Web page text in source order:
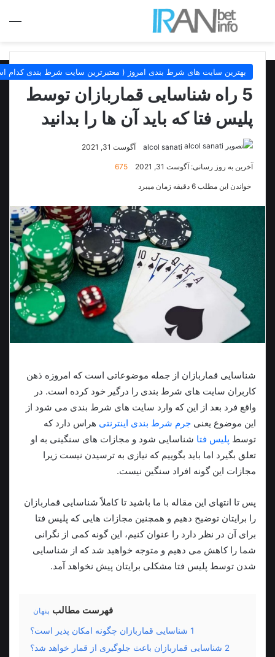
جستجو برای
بهترین سایت های شرط بندی امروز ( معتبرترین سایت شرط بندی کدام
5 راه شناسایی قماربازان توسط
پلیس فتا که باید آن ها را بدانید
alcol sanati آگوست 31, 2021
آخرین به روز رسانی: آگوست 31, 2021 675
خواندن این مطلب 6 دقیقه زمان میبرد
شناسایی قماربازان از جمله موضوعاتی است که امروزه ذهن
کاربران سایت‌ های شرط‌ بندی را درگیر خود کرده‌ است. در
واقع فرد بعد از این‌ که وارد سایت‌ های شرط‌ بندی می‌ شود از
این موضوع یعنی جرم شرط بندی اینترنتی هراس دارد که
توسط پلیس فتا شناسایی شود و مجازات‌ های سنگینی به او
تعلق بگیرد اما باید بگوییم که نیازی به ترسیدن نیست زیرا
مجازات این‌ گونه افراد سنگین نیست.
پس تا انتهای این مقاله با ما باشید تا کاملاً شناسایی قماربازان
را برایتان توضیح دهیم و همچنین مجازات‌ هایی که پلیس فتا
برای آن در نظر دارد را عنوان کنیم، این‌ گونه کمی از نگرانی
شما را کاهش می‌ دهیم و متوجه خواهید شد که از شناسایی
شدن توسط پلیس فتا مشکلی برایتان پیش نخواهد آمد.
فهرست مطالب پنهان
1 شناسایی قماربازان چگونه امکان پذیر است؟
2 شناسایی قماربازان باعث جلوگیری از قمار خواهد شد؟